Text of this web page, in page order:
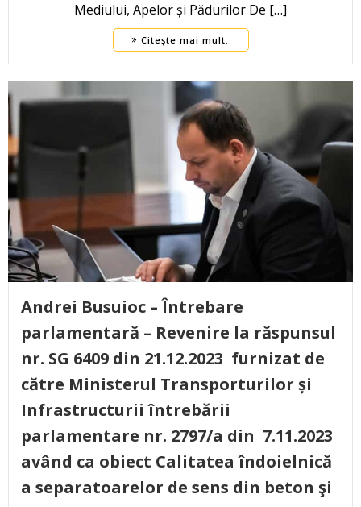
Mediului, Apelor și Pădurilor De […]
Citește mai mult..
Andrei Busuioc – Întrebare
parlamentară – Revenire la răspunsul
nr. SG 6409 din 21.12.2023 furnizat de
către Ministerul Transporturilor și
Infrastructurii întrebării
parlamentare nr. 2797/a din 7.11.2023
având ca obiect Calitatea îndoielnică
a separatoarelor de sens din beton şi